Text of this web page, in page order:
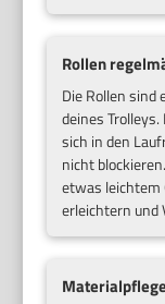
Rollen
Die Rollen sind
deines
sich in den
nicht
etwas leichtem
erleichtern und